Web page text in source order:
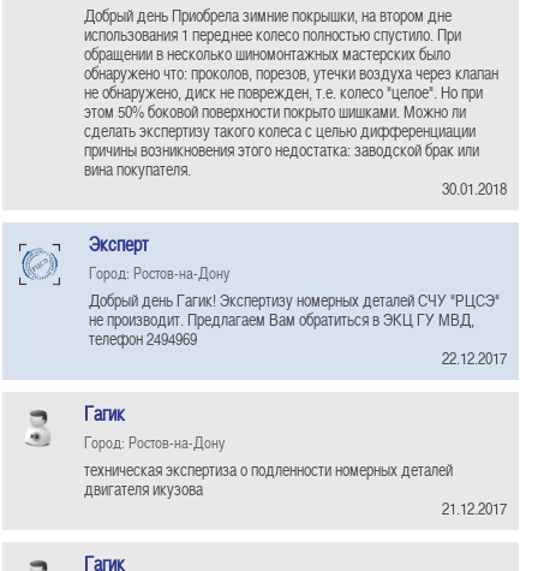
Добрый день Приобрела зимние покрышки, на втором дне
использования 1 переднее колесо полностью спустило. При
обращении в несколько шиномонтажных мастерских было
обнаружено что: проколов, порезов, утечки воздуха через клапан
не обнаружено, диск не поврежден, т.е. колесо "целое". Но при
этом 50% боковой поверхности покрыто шишками. Можно ли
сделать экспертизу такого колеса с целью дифференциации
причины возникновения этого недостатка: заводской брак или
вина покупателя.
30.01.2018
Эксперт
Город: Ростов-на-Дону
Добрый день Гагик! Экспертизу номерных деталей СЧУ "РЦСЭ"
не производит. Предлагаем Вам обратиться в ЭКЦ ГУ МВД,
телефон 2494969
22.12.2017
Гагик
Город: Ростов-на-Дону
техническая экспертиза о подленности номерных деталей
двигателя икузова
21.12.2017
Гагик